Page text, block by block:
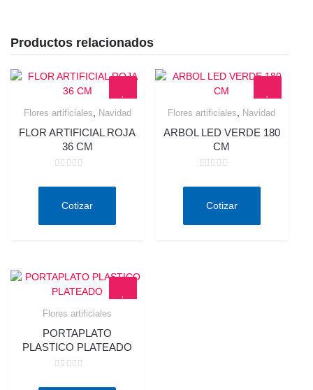
Productos relacionados
Flores artificiales, Navidad
FLOR ARTIFICIAL ROJA
36 CM
deCotizar
Flores artificiales, Navidad
ARBOL LED VERDE 180
CM
deCotizar
Flores artificiales
PORTAPLATO
PLASTICO PLATEADO